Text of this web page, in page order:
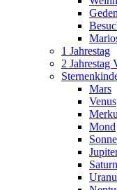
1 Jahrestag
2 Jahrestag
Mars
Venus
Mond
Sonne
Saturn